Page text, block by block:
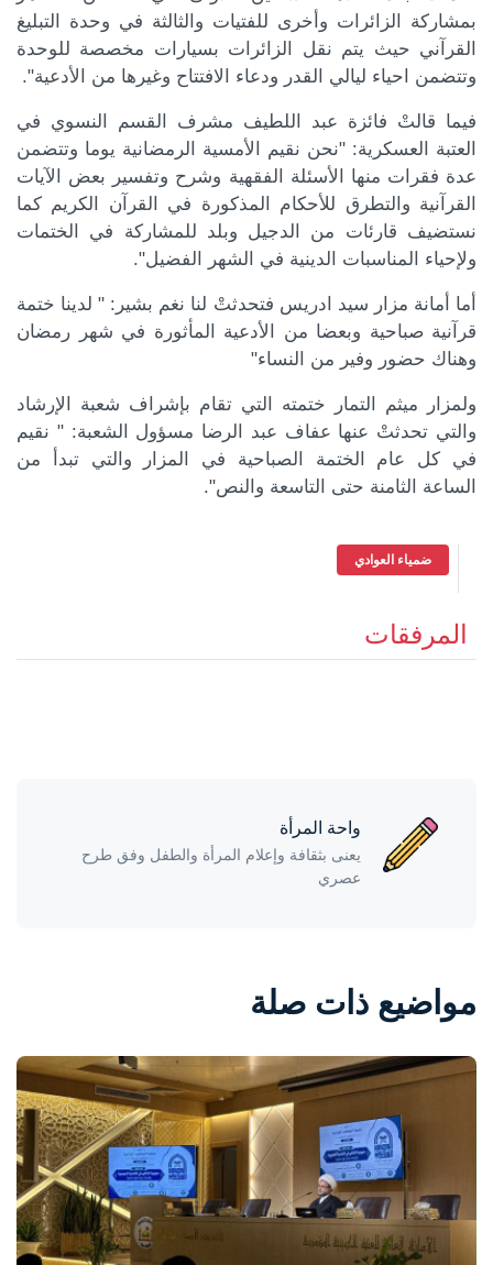
بمشاركة الزائرات وأخرى للفتيات والثالثة في وحدة التبليغ
القرآني حيث يتم نقل الزائرات بسيارات مخصصة للوحدة
وتتضمن احياء ليالي القدر ودعاء الافتتاح وغيرها من الأدعية".
فيما قالتْ فائزة عبد اللطيف مشرف القسم النسوي في
العتبة العسكرية: "نحن نقيم الأمسية الرمضانية يوما وتتضمن
عدة فقرات منها الأسئلة الفقهية وشرح وتفسير بعض الآيات
القرآنية والتطرق للأحكام المذكورة في القرآن الكريم كما
نستضيف قارئات من الدجيل وبلد للمشاركة في الختمات
ولإحياء المناسبات الدينية في الشهر الفضيل".
أما أمانة مزار سيد ادريس فتحدثتْ لنا نغم بشير: " لدينا ختمة
قرآنية صباحية وبعضا من الأدعية المأثورة في شهر رمضان
وهناك حضور وفير من النساء"
ولمزار ميثم التمار ختمته التي تقام بإشراف شعبة الإرشاد
والتي تحدثتْ عنها عفاف عبد الرضا مسؤول الشعبة: " نقيم
في كل عام الختمة الصباحية في المزار والتي تبدأ من
الساعة الثامنة حتى التاسعة والنص".
ضمياء العوادي
المرفقات
واحة المرأة
يعنى بثقافة وإعلام المرأة والطفل وفق طرح
عصري
مواضيع ذات صلة
واحة المرأة